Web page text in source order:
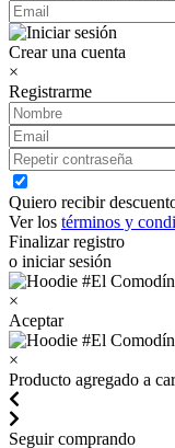
Crear una cuenta
×
Registrarme
Quiero recibir
Ver los términos y
Finalizar registro
o iniciar sesión
×
Aceptar
×
Producto agregado a
Seguir comprando